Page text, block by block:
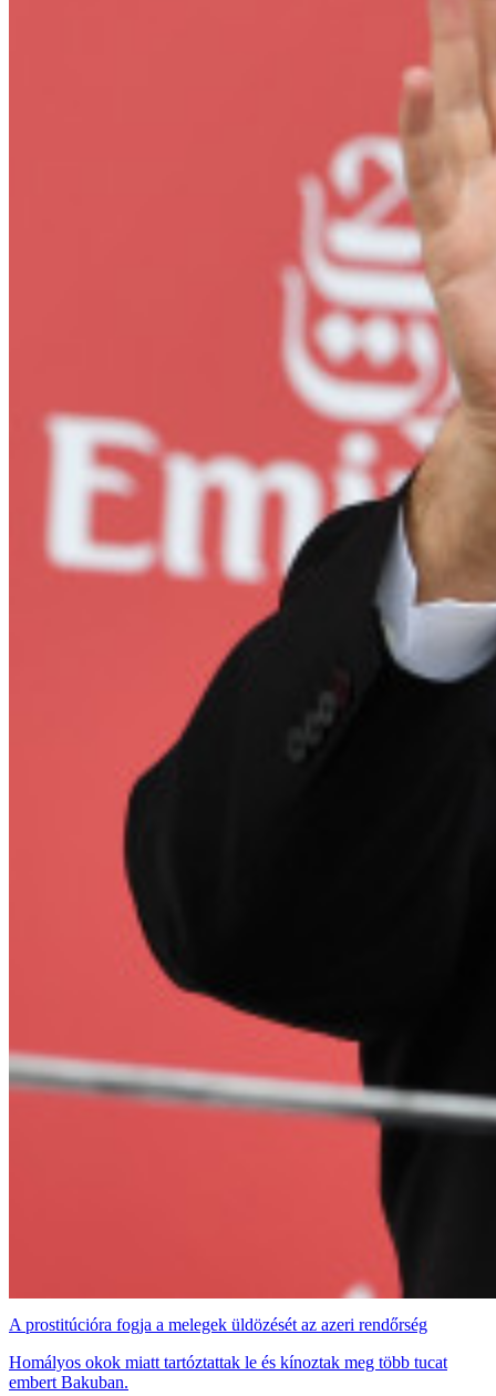
A prostitúcióra fogja a melegek üldözését az azeri rendőrség
Homályos okok miatt tartóztattak le és kínoztak meg több tucat
embert Bakuban.